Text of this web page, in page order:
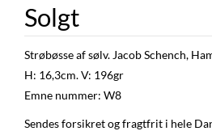
Solgt
Strøbøsse af sølv. Jacob Schench,
H: 16,3cm. V: 196gr
Emne nummer: W8
Sendes forsikret og fragtfrit i hele